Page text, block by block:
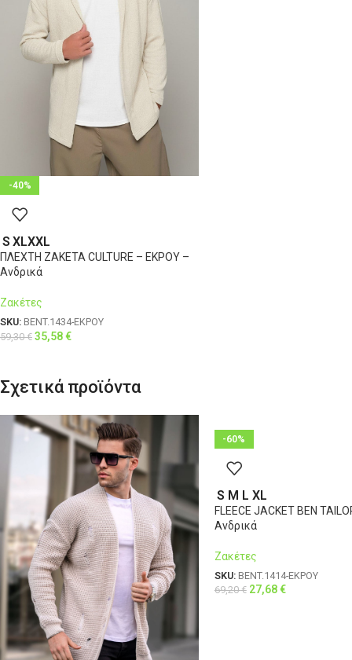
-40%
S XLXXL
ΠΛΕΧΤΗ ΖΑΚΕΤΑ CULTURE – ΕΚΡΟΥ –
Ανδρικά
Ζακέτες
SKU: BENT.1434-ΕΚΡΟΥ
59,30€ 35,58€
Σχετικά προϊόντα
-60%
S M L XL
FLEECE JACKET BEN
Ανδρικά
Ζακέτες
SKU: BENT.1414-ΕΚΡΟΥ
69,20€ 27,68€